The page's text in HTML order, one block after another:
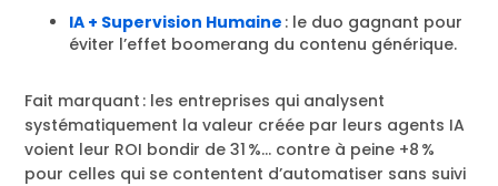
IA + Supervision Humaine : le duo gagnant pour
éviter l’effet boomerang du contenu générique.
Fait marquant : les entreprises qui analysent
systématiquement la valeur créée par leurs agents IA
voient leur ROI bondir de 31 %… contre à peine +8 %
pour celles qui se contentent d’automatiser sans suivi